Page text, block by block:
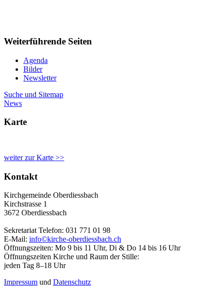
Weiterführende Seiten
Agenda
Bilder
Newsletter
Suche und Sitemap
News
Karte
weiter zur Karte >>
Kontakt
Kirchgemeinde Oberdiessbach
Kirchstrasse 1
3672 Oberdiessbach
Sekretariat Telefon: 031 771 01 98
E-Mail: info©kirche-oberdiessbach.ch
Öffnungszeiten: Mo 9 bis 11 Uhr, Di & Do 14 bis 16 Uhr
Öffnungszeiten Kirche und Raum der Stille:
jeden Tag 8–18 Uhr
Impressum und Datenschutz